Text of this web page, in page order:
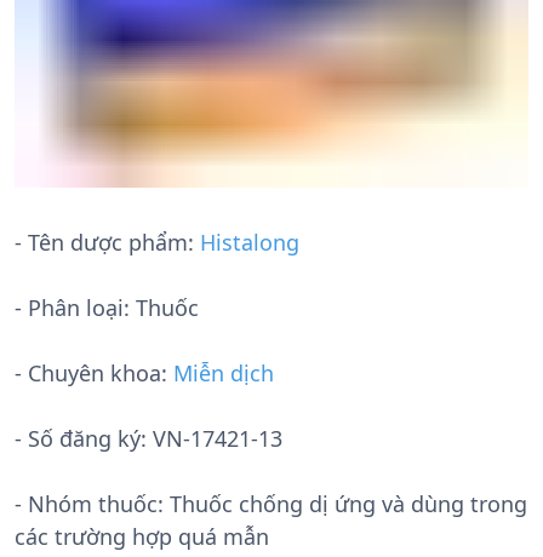
- Tên dược phẩm: Histalong
- Phân loại: Thuốc
- Chuyên khoa: Miễn dịch
- Số đăng ký: VN-17421-13
- Nhóm thuốc: Thuốc chống dị ứng và dùng trong
các trường hợp quá mẫn